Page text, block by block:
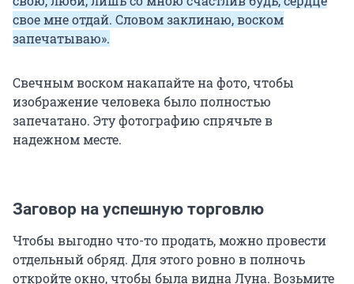
свое мне отдай. Словом заклинаю, воском
запечатываю».
Свечным воском накапайте на фото, чтобы
изображение человека было полностью
запечатано. Эту фотографию спрячьте в
надежном месте.
Заговор на успешную торговлю
Чтобы выгодно что-то продать, можно провести
отдельный обряд. Для этого ровно в полночь
откройте окно, чтобы была видна Луна. Возьмите